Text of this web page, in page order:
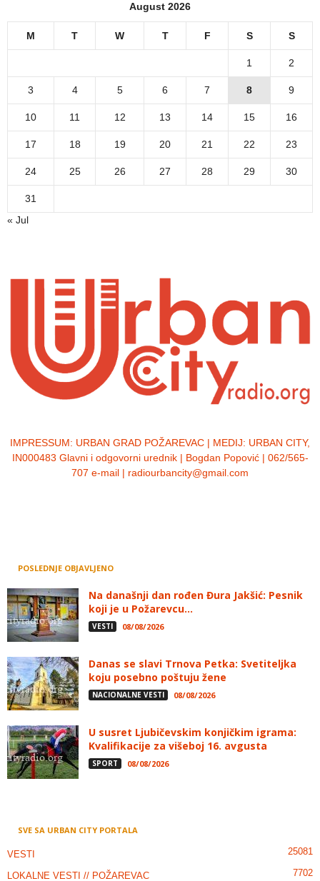
August 2026
M T W T F S S
1 2
3 4 5 6 7 8 9
10 11 12 13 14 15 16
17 18 19 20 21 22 23
24 25 26 27 28 29 30
31
« Jul
IMPRESSUM: URBAN GRAD POŽAREVAC | MEDIJ: URBAN CITY,
IN000483 Glavni i odgovorni urednik | Bogdan Popović | 062/565-
707 e-mail | radiourbancity@gmail.com
POSLEDNJE OBJAVLJENO
Na današnji dan rođen Đura Jakšić: Pesnik
koji je u Požarevcu...
VESTI 08/08/2026
Danas se slavi Trnova Petka: Svetiteljka
koju posebno poštuju žene
NACIONALNE VESTI 08/08/2026
U susret Ljubičevskim konjičkim igrama:
Kvalifikacije za višeboj 16. avgusta
SPORT 08/08/2026
SVE SA URBAN CITY PORTALA
VESTI 25081
LOKALNE VESTI // POŽAREVAC 7702